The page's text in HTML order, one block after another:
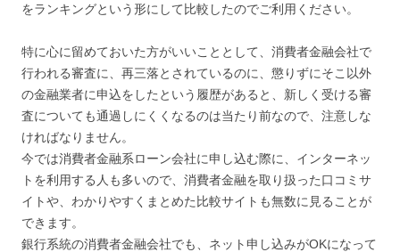
をランキングという形にして比較したのでご利用ください。
特に心に留めておいた方がいいこととして、消費者金融会社で
行われる審査に、再三落とされているのに、懲りずにそこ以外
の金融業者に申込をしたという履歴があると、新しく受ける審
査についても通過しにくくなるのは当たり前なので、注意しな
ければなりません。
今では消費者金融系ローン会社に申し込む際に、インターネッ
トを利用する人も多いので、消費者金融を取り扱った口コミサ
イトや、わかりやすくまとめた比較サイトも無数に見ることが
できます。
銀行系統の消費者金融会社でも、ネット申し込みがOKになって